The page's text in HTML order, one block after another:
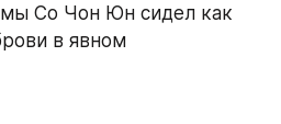
Со Чон Юн сидел как
в явном